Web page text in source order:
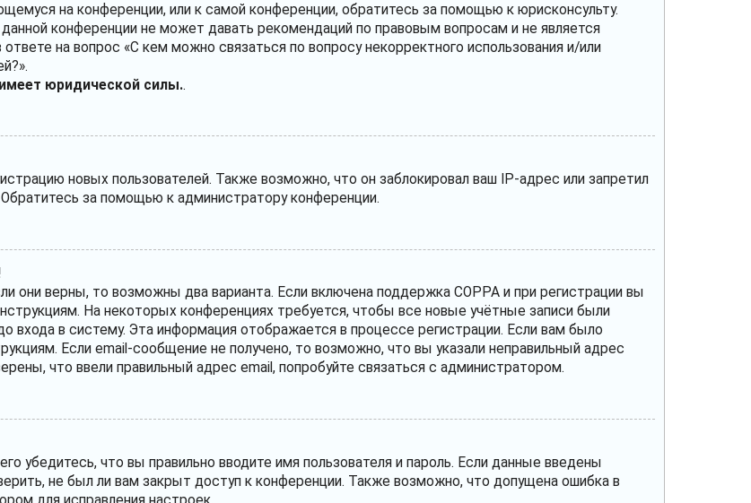
на конференции, или к самой конференции, обратитесь за помощью к юрисконсульту.
конференции не может давать рекомендаций по правовым вопросам и не является
на вопрос «С кем можно связаться по вопросу некорректного использования и/или
юридической силы..
новых пользователей. Также возможно, что он заблокировал ваш IP-адрес или запретил
за помощью к администратору конференции.
они верны, то возможны два варианта. Если включена поддержка COPPA и при регистрации вы
На некоторых конференциях требуется, чтобы все новые учётные записи были
входа в систему. Эта информация отображается в процессе регистрации. Если вам было
Если email-сообщение не получено, то возможно, что вы указали неправильный адрес
что ввели правильный адрес email, попробуйте связаться с администратором.
убедитесь, что вы правильно вводите имя пользователя и пароль. Если данные введены
не был ли вам закрыт доступ к конференции. Также возможно, что допущена ошибка в